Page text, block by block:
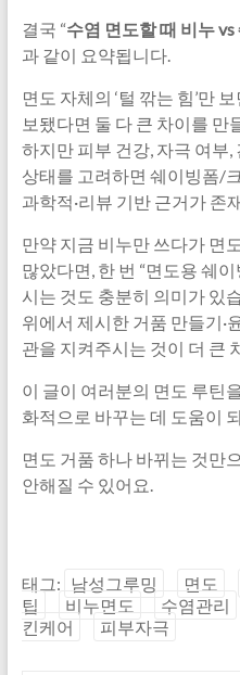
결국 “수염 면도할 때 비누
과 같이 요약됩니다.
면도 자체의 ‘털 깎는 힘’만
보됐다면 둘 다 큰 차이를 만
하지만 피부 건강, 자극 여부
상태를 고려하면 쉐이빙폼/
과학적·리뷰 기반 근거가 존
만약 지금 비누만 쓰다가 면
많았다면, 한 번 “면도용 쉐
시는 것도 충분히 의미가 있
위에서 제시한 거품 만들기·
관을 지켜주시는 것이 더 큰
이 글이 여러분의 면도 루틴
화적으로 바꾸는 데 도움이
면도 거품 하나 바뀌는 것만
안해질 수 있어요.
태그: 남성그루밍 면도
팁
비누면도 수염관리
킨케어
피부자극